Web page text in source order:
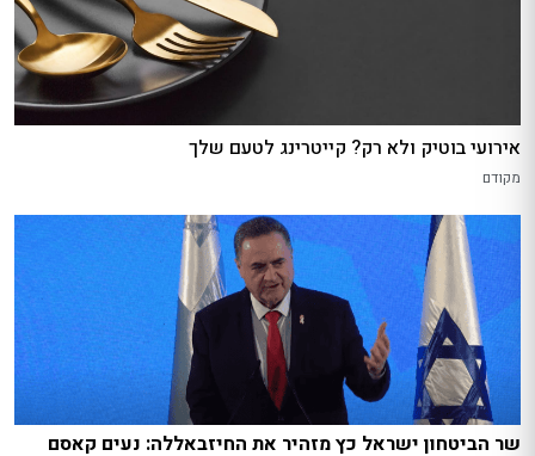
אירועי בוטיק ולא רק? קייטרינג לטעם שלך
מקודם
שר הביטחון ישראל כץ מזהיר את החיזבאללה: נעים קאסם